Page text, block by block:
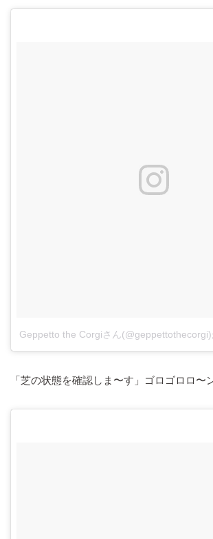
Geppetto the Corgiさん
「芝の状態を確認しま〜す」ゴロゴロロ〜